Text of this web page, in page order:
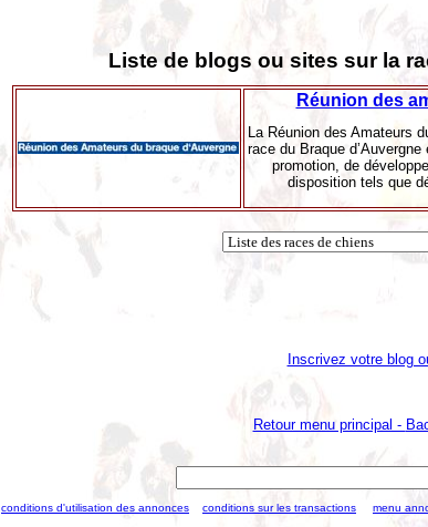
Liste de blogs ou sites sur la
Réunion des
La Réunion des Amateurs
race du Braque
promotion, de
disposition tels que
Inscrivez votre blog
Retour menu principal -
conditions d'utilisation des annonces conditions sur les transactions menu